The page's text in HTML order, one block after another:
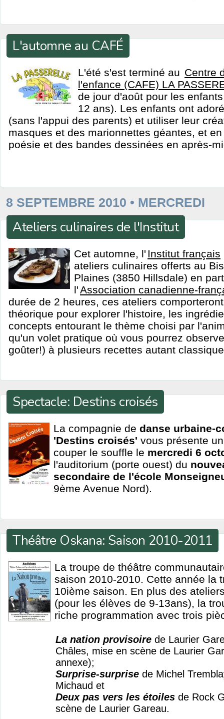
L'automne au CAFÉ
L'été s'est terminé au Centre
l'enfance (CAFE) LA
de jour d'août pour les
12 ans). Les enfants ont
(sans l'appui des parents) et utiliser leur
masques et des marionnettes géantes, et
poésie et des bandes dessinées en après-
8 SEPTEMBRE 2010 • MERCREDI
Ateliers culinaires de l'Institut
Cet automne, l' Institut français
ateliers culinaires offerts au
Plaines (3850 Hillsdale) en
l'Association canadienne-
durée de 2 heures, ces ateliers
théorique pour explorer l'histoire, les
concepts entourant le thème choisi par
qu'un volet pratique où vous pourrez
goûter!) à plusieurs recettes autant
Spectacle: Destins croisés
La compagnie de danse urbaine-
'Destins croisés' vous présente
couper le souffle le mercredi 6
l'auditorium (porte ouest) du
secondaire de l'école
9ème Avenue Nord).
Théâtre Oskana: Saison 2010-2011
La troupe de théâtre
saison 2010-2010. Cette année la
10ième saison. En plus des
(pour les élèves de 9-13ans), la
riche programmation avec trois
La nation provisoire de Laurier
Châles, mise en scène de Laurier
annexe);
Surprise-surprise de Michel
Michaud et
Deux pas vers les étoiles de Rock
scène de Laurier Gareau.